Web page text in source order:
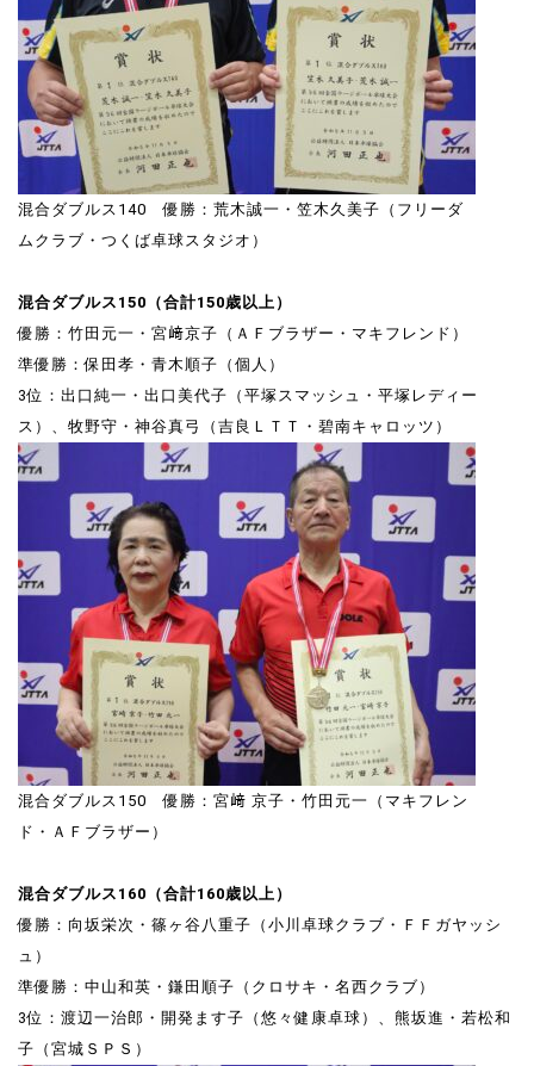
混合ダブルス140 優勝：荒木誠一・笠木久美子（フリーダ
ムクラブ・つくば卓球スタジオ）
混合ダブルス150（合計150歳以上）
優勝：竹田元一・宮﨑京子（ＡＦブラザー・マキフレンド）
準優勝：保田孝・青木順子（個人）
3位：出口純一・出口美代子（平塚スマッシュ・平塚レディー
ス）、牧野守・神谷真弓（吉良ＬＴＴ・碧南キャロッツ）
混合ダブルス150 優勝：宮﨑 京子・竹田元一（マキフレン
ド・ＡＦブラザー）
混合ダブルス160（合計160歳以上）
優勝：向坂栄次・篠ヶ谷八重子（小川卓球クラブ・ＦＦガヤッシ
ュ）
準優勝：中山和英・鎌田順子（クロサキ・名西クラブ）
3位：渡辺一治郎・開発ます子（悠々健康卓球）、熊坂進・若松和
子（宮城ＳＰＳ）